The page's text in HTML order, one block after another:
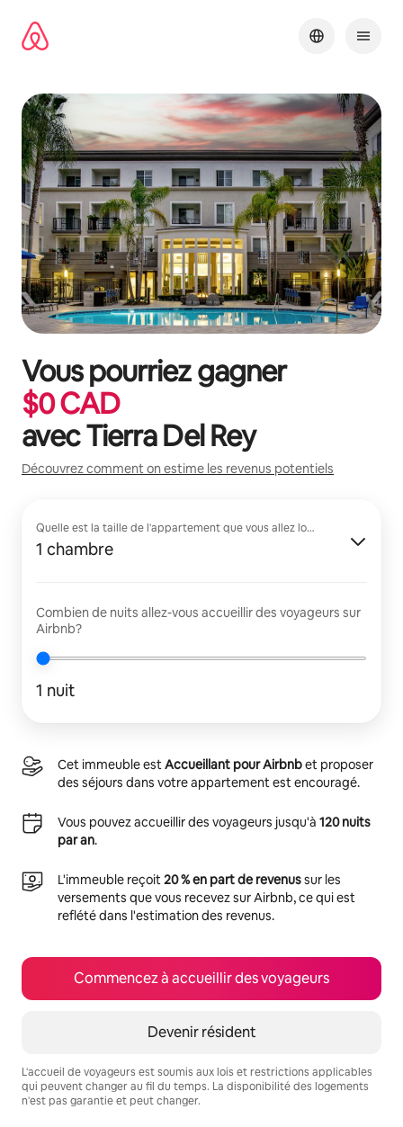
directement
Vous pourriez gagner
$0CAD
avecTierra Del Rey
Découvrez comment on estime les revenus potentiels
Quelle est la taille de l'appartement que vous allez louer?
1 chambre
Combien de nuits allez-vous accueillir des voyageurs sur
Airbnb?
1 nuit
Cet immeuble estAccueillant pour Airbnbet proposer
des séjours dans votre appartement est encouragé.
Vous pouvez accueillir des voyageurs jusqu'à 120 nuits
par an.
L'immeuble reçoit20 % en part de revenussur les
versements que vous recevez sur Airbnb, ce qui est
reflété dans l'estimation des revenus.
Commencez à accueillir des voyageurs
Devenir résident
L'accueil de voyageurs est soumis aux lois et restrictions applicables
qui peuvent changer au fil du temps. La disponibilité des logements
n'est pas garantie et peut changer.